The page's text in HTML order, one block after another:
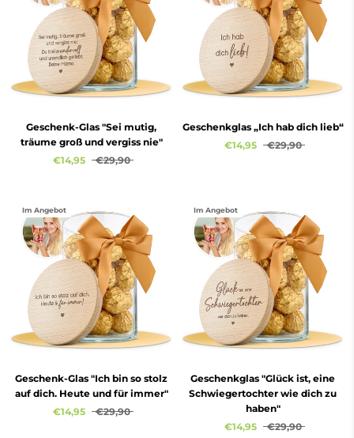
Geschenk-Glas "Sei mutig,
träume groß und vergiss nie"
€14,95
€29,90
Geschenkglas „Ich hab dich lieb“
€14,95
€29,90
Im Angebot
Geschenk-Glas "Ich bin so stolz
auf dich. Heute und für immer"
€14,95
€29,90
Im Angebot
Geschenkglas "Glück ist, eine
Schwiegertochter wie dich zu
haben"
€14,95
€29,90